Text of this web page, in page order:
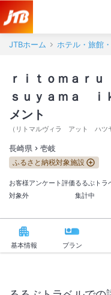
JTBホーム ホテル・旅館
ｒｉｔｏｍａｒ
ｓｕｙａｍａ ｉ
メント
（ リトマルヴィラ アット ハツ
長崎県 壱岐
ふるさと納税対象施設
お客様アンケート評価
対象外
るるぶトラ
集計中
基本情報 プラン